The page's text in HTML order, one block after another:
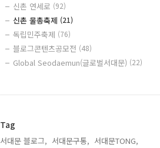
신촌 연세로 (92)
신촌 물총축제 (21)
독립민주축제 (76)
블로그콘텐츠공모전 (48)
Global Seodaemun(글로벌서대문) (22)
Tag
서대문 블로그, 서대문구통, 서대문TONG,